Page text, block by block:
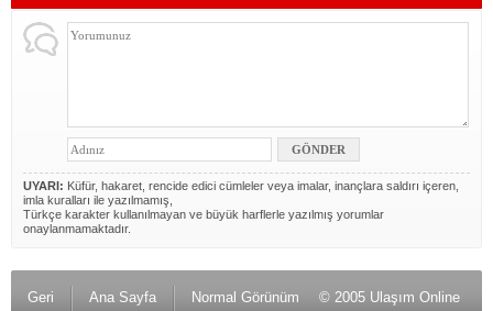
UYARI: Küfür, hakaret, rencide edici cümleler veya imalar, inançlara saldırı içeren,
imla kuralları ile yazılmamış,
Türkçe karakter kullanılmayan ve büyük harflerle yazılmış yorumlar
onaylanmamaktadır.
Geri Ana Sayfa Normal Görünüm © 2005 Ulaşım Online